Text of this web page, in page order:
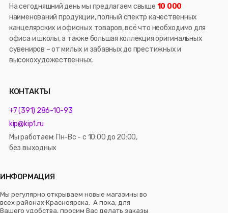
На сегодняшний день мы предлагаем свыше 10 000
наименований продукции, полный спектр качественных
канцелярских и офисных товаров, всё что необходимо для
офиса и школы, а также большая коллекция оригинальных
сувениров – от милых и забавных до престижных и
высокохудожественных.
КОНТАКТЫ
+7 (391) 286-10-93
kip@kip1.ru
Мы работаем: Пн-Вс - с 10:00 до 20:00,
без выходных
ИНФОРМАЦИЯ
Мы регулярно открываем новые магазины во
всех районах Красноярска. А пока, для
Вашего удобства, просим Вас делать заказы